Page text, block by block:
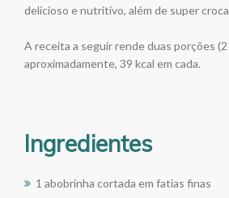
delicioso e nutritivo, além de super
A receita a seguir rende duas porções (2
aproximadamente, 39 kcal em cada.
Ingredientes
1 abobrinha cortada em fatias finas